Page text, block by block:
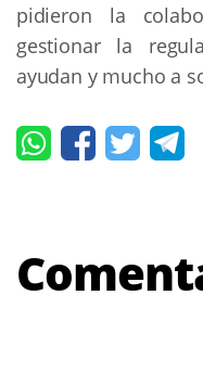
pidieron la
gestionar la
ayudan y mucho a